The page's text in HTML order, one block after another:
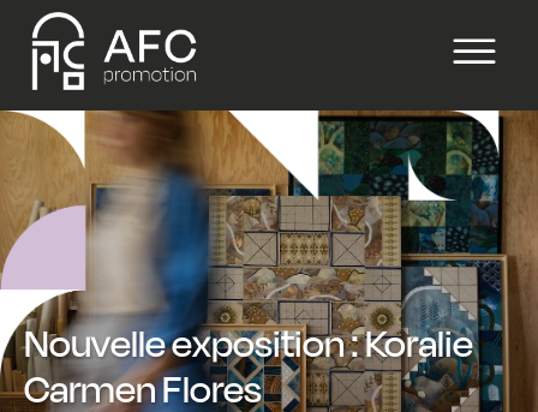
Nouvelle exposition : Koralie
Carmen Flores